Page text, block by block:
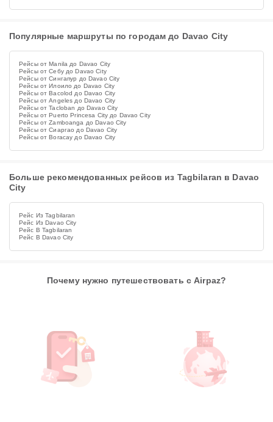
Популярные маршруты по городам до Davao City
Рейсы от Manila до Davao City
Рейсы от Себу до Davao City
Рейсы от Сингапур до Davao City
Рейсы от Илоило до Davao City
Рейсы от Bacolod до Davao City
Рейсы от Angeles до Davao City
Рейсы от Tacloban до Davao City
Рейсы от Puerto Princesa City до Davao City
Рейсы от Zamboanga до Davao City
Рейсы от Сиаргао до Davao City
Рейсы от Boracay до Davao City
Больше рекомендованных рейсов из Tagbilaran в Davao
City
Рейс Из Tagbilaran
Рейс Из Davao City
Рейс В Tagbilaran
Рейс В Davao City
Почему нужно путешествовать с Airpaz?